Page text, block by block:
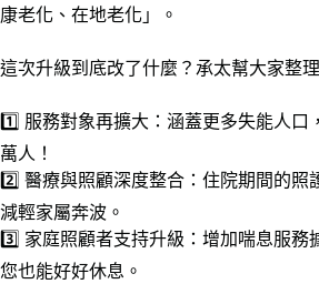
康老化、在地老化」。
這次升級到底改了什麼？承太幫大家整理
1️⃣ 服務對象再擴大：涵蓋更多失能人口
萬人！
2️⃣ 醫療與照顧深度整合：住院期間的照
減輕家屬奔波。
3️⃣ 家庭照顧者支持升級：增加喘息服務
您也能好好休息。